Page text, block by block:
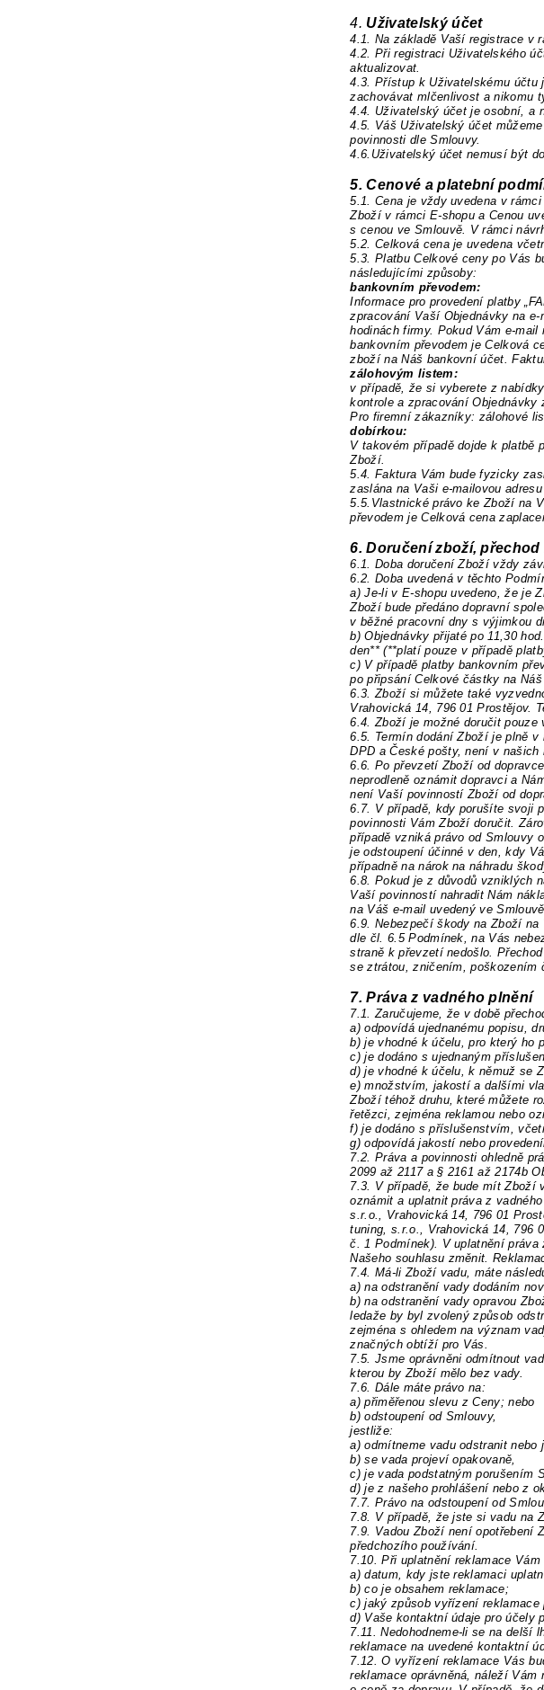
4. Uživatelský účet
4.1. Na základě Vaší registrace v
4.2.Při registraci Uživatelského
aktualizovat.
4.3.Přístup k Uživatelskému účtu
zachovávat mlčenlivost a nikomu
4.4. Uživatelský účet je osobní, a
4.5. Váš Uživatelský účet
povinnosti dle Smlouvy.
4.6. Uživatelský účet nemusí být
5. Cenové a platební
5.1. Cena je vždy uvedena v
Zboží v rámci E-shopu a Cenou
s cenou ve Smlouvě. V rámci
5.2.Celková cena je uvedena
5.3.Platbu Celkové ceny po Vás
následujícími způsoby:
bankovním převodem:
Informace pro provedení platby „F
zpracování Vaší Objednávky na
hodinách firmy. Pokud Vám e-
bankovním převodem je Celková
zboží na Náš bankovní účet.
zálohovým listem:
v případě, že si vyberete z
kontrole a zpracování
Pro firemní zákazníky: zálohové
dobírkou:
V takovém případě dojde k platbě
Zboží.
5.4.Faktura Vám bude fyzicky
zaslána na Vaši e-mailovou
5.5. Vlastnické právo ke Zboží na
převodem je Celková cena
6. Doručení zboží,
6.1. Doba doručení Zboží vždy
6.2. Doba uvedená v těchto
a) Je-li v E-shopu uvedeno, že je
Zboží bude předáno dopravní
v běžné pracovní dny s výjimkou
b) Objednávky přijaté po 11,30
den** (**platí pouze v případě
c) V případě platby bankovním
po připsání Celkové částky na Náš
6.3. Zboží si můžete také
Vrahovická 14, 796 01 Prostějov.
6.4. Zboží je možné doručit pouze
6.5. Termín dodání Zboží je plně
DPD a České pošty, není v
6.6. Po převzetí Zboží od
neprodleně oznámit dopravci a
není Vaší povinností Zboží od
6.7. V případě, kdy porušíte svoji
povinnosti Vám Zboží doručit.
případě vzniká právo od Smlouvy
je odstoupení účinné v den, kdy
případně na nárok na náhradu
6.8. Pokud je z důvodů vzniklých
Vaší povinností nahradit Nám
na Váš e-mail uvedený ve
6.9. Nebezpečí škody na Zboží
dle čl. 6.5 Podmínek, na Vás
straně k převzetí nedošlo.
se ztrátou, zničením, poškozením
7. Práva z vadného plnění
7.1. Zaručujeme, že v době
a) odpovídá ujednanému popisu,
b) je vhodné k účelu, pro který ho
c) je dodáno s ujednaným
d) je vhodné k účelu, k němuž se
e) množstvím, jakostí a dalšími
Zboží téhož druhu, které můžete
řetězci, zejména reklamou nebo
f) je dodáno s příslušenstvím,
g) odpovídá jakostí nebo
7.2.Práva a povinnosti ohledně
2099 až 2117 a § 2161 až 2174b
7.3. V případě, že bude mít Zboží
oznámit a uplatnit práva z
s.r.o., Vrahovická 14, 796 01
tuning, s.r.o., Vrahovická 14, 796
č. 1 Podmínek). V uplatnění
Našeho souhlasu změnit.
7.4.Má-li Zboží vadu, máte
a) na odstranění vady dodáním
b) na odstranění vady opravou
ledaže by byl zvolený způsob
zejména s ohledem na význam
značných obtíží pro Vás.
7.5.Jsme oprávněni odmítnout
kterou by Zboží mělo bez vady.
7.6.Dále máte právo na:
a) přiměřenou slevu z Ceny; nebo
b) odstoupení od Smlouvy,
jestliže:
a) odmítneme vadu odstranit
b) se vada projeví opakovaně,
c) je vada podstatným porušením
d) je z našeho prohlášení nebo z
7.7. Právo na odstoupení od
7.8. V případě, že jste si vadu na
7.9. Vadou Zboží není opotřebení
předchozího používání.
7.10. Při uplatnění reklamace
a) datum, kdy jste reklamaci
b) co je obsahem reklamace;
c) jaký způsob vyřízení reklamace
d) Vaše kontaktní údaje pro účely
7.11. Nedohodneme-li se na delší
reklamace na uvedené kontaktní
7.12. O vyřízení reklamace Vás
reklamace oprávněná, náleží